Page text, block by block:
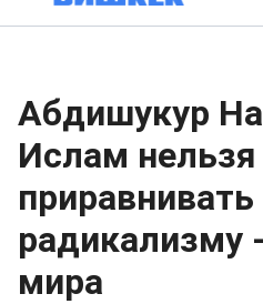
Абдишукур
Ислам нельзя
приравнивать
радикализму
мира